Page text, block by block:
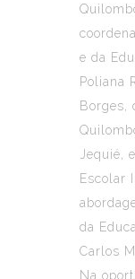
e da
Poliana
Borges,
Jequié,
Escolar
da
Carlos
Na